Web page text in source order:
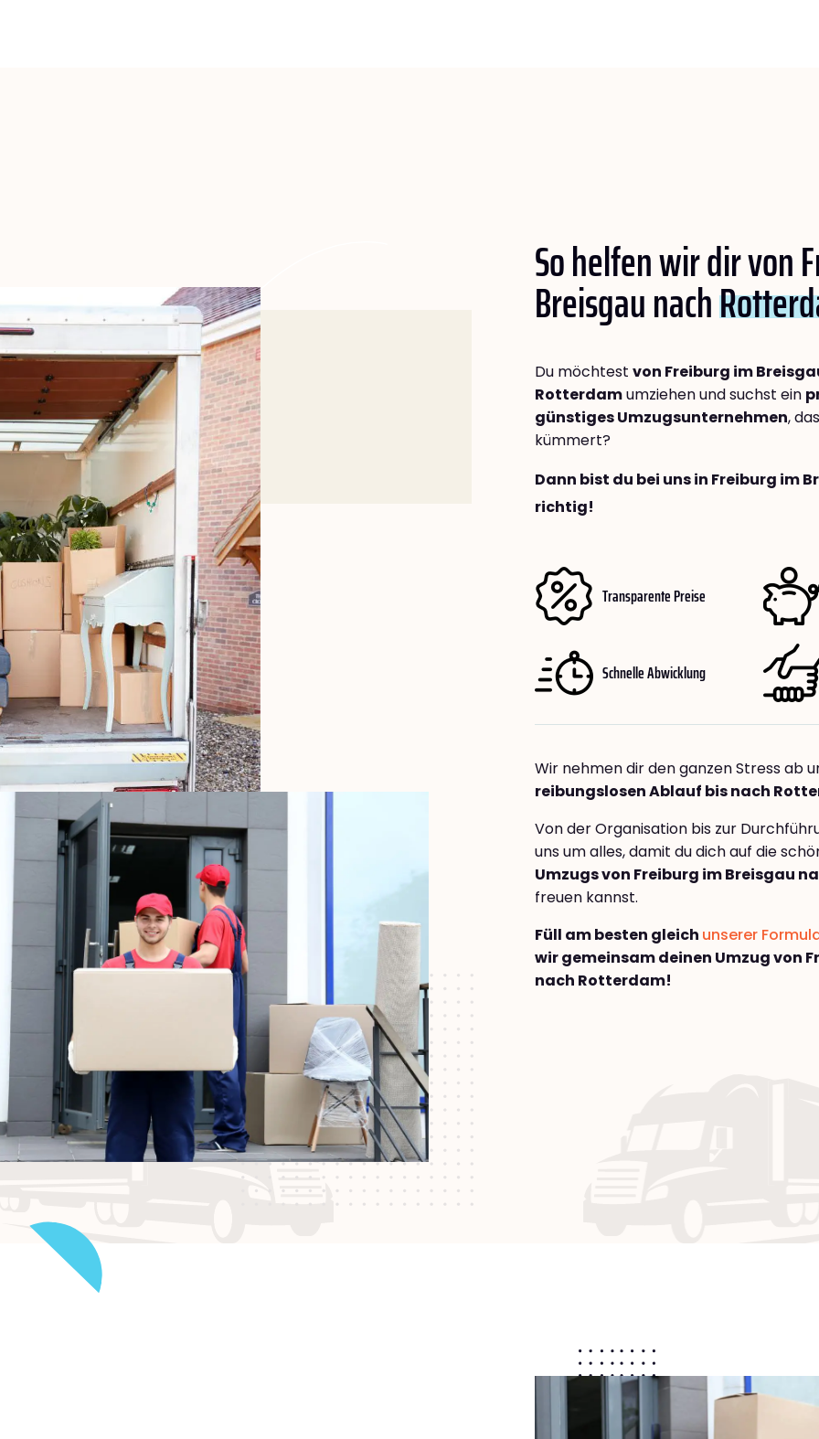
So helfen wir dir von
Breisgau nach
Du möchtest von Freiburg im
Rotterdamumziehen und suchst ein
günstiges Umzugsunternehmen,
kümmert?
Dann bist du bei uns in Freiburg im
richtig!
Transparente Preise
Schnelle Abwicklung
Wir nehmen dir den ganzen Stress ab
reibungslosen Ablauf bis nach
Von der Organisation bis zur
uns um alles, damit du dich auf die
Umzugs von Freiburg im Breisgau
freuen kannst.
Füll am besten gleich unserer
wir gemeinsam deinen Umzug von
nach Rotterdam!